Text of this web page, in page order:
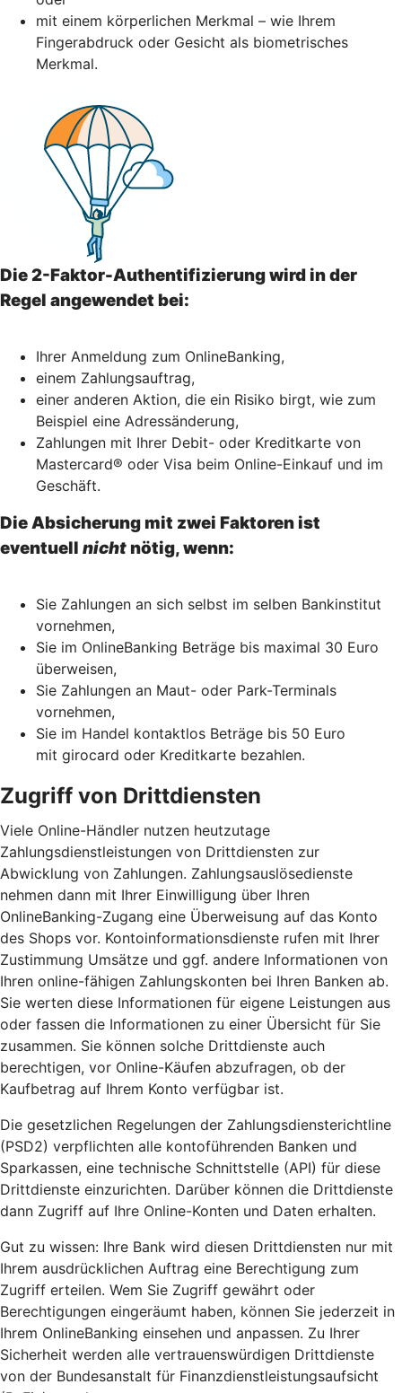
mit einem körperlichen Merkmal – wie Ihrem
Fingerabdruck oder Gesicht als biometrisches
Merkmal.
Die 2-Faktor-Authentifizierung wird in der
Regel angewendet bei:
Ihrer Anmeldung zum OnlineBanking,
einem Zahlungsauftrag,
einer anderen Aktion, die ein Risiko birgt, wie zum
Beispiel eine Adressänderung,
Zahlungen mit Ihrer Debit- oder Kreditkarte von
Mastercard® oder Visa beim Online-Einkauf und im
Geschäft.
Die Absicherung mit zwei Faktoren ist
eventuell nicht nötig, wenn:
Sie Zahlungen an sich selbst im selben Bankinstitut
vornehmen,
Sie im OnlineBanking Beträge bis maximal 30 Euro
überweisen,
Sie Zahlungen an Maut- oder Park-Terminals
vornehmen,
Sie im Handel kontaktlos Beträge bis 50 Euro
mit girocard oder Kreditkarte bezahlen.
Zugriff von Drittdiensten
Viele Online-Händler nutzen heutzutage
Zahlungsdienstleistungen von Drittdiensten zur
Abwicklung von Zahlungen. Zahlungsauslösedienste
nehmen dann mit Ihrer Einwilligung über Ihren
OnlineBanking-Zugang eine Überweisung auf das Konto
des Shops vor. Kontoinformationsdienste rufen mit Ihrer
Zustimmung Umsätze und ggf. andere Informationen von
Ihren online-fähigen Zahlungskonten bei Ihren Banken ab.
Sie werten diese Informationen für eigene Leistungen aus
oder fassen die Informationen zu einer Übersicht für Sie
zusammen. Sie können solche Drittdienste auch
berechtigen, vor Online-Käufen abzufragen, ob der
Kaufbetrag auf Ihrem Konto verfügbar ist.
Die gesetzlichen Regelungen der Zahlungsdiensterichtline
(PSD2) verpflichten alle kontoführenden Banken und
Sparkassen, eine technische Schnittstelle (API) für diese
Drittdienste einzurichten. Darüber können die Drittdienste
dann Zugriff auf Ihre Online-Konten und Daten erhalten.
Gut zu wissen: Ihre Bank wird diesen Drittdiensten nur mit
Ihrem ausdrücklichen Auftrag eine Berechtigung zum
Zugriff erteilen. Wem Sie Zugriff gewährt oder
Berechtigungen eingeräumt haben, können Sie jederzeit in
Ihrem OnlineBanking einsehen und anpassen. Zu Ihrer
Sicherheit werden alle vertrauenswürdigen Drittdienste
von der Bundesanstalt für Finanzdienstleistungsaufsicht